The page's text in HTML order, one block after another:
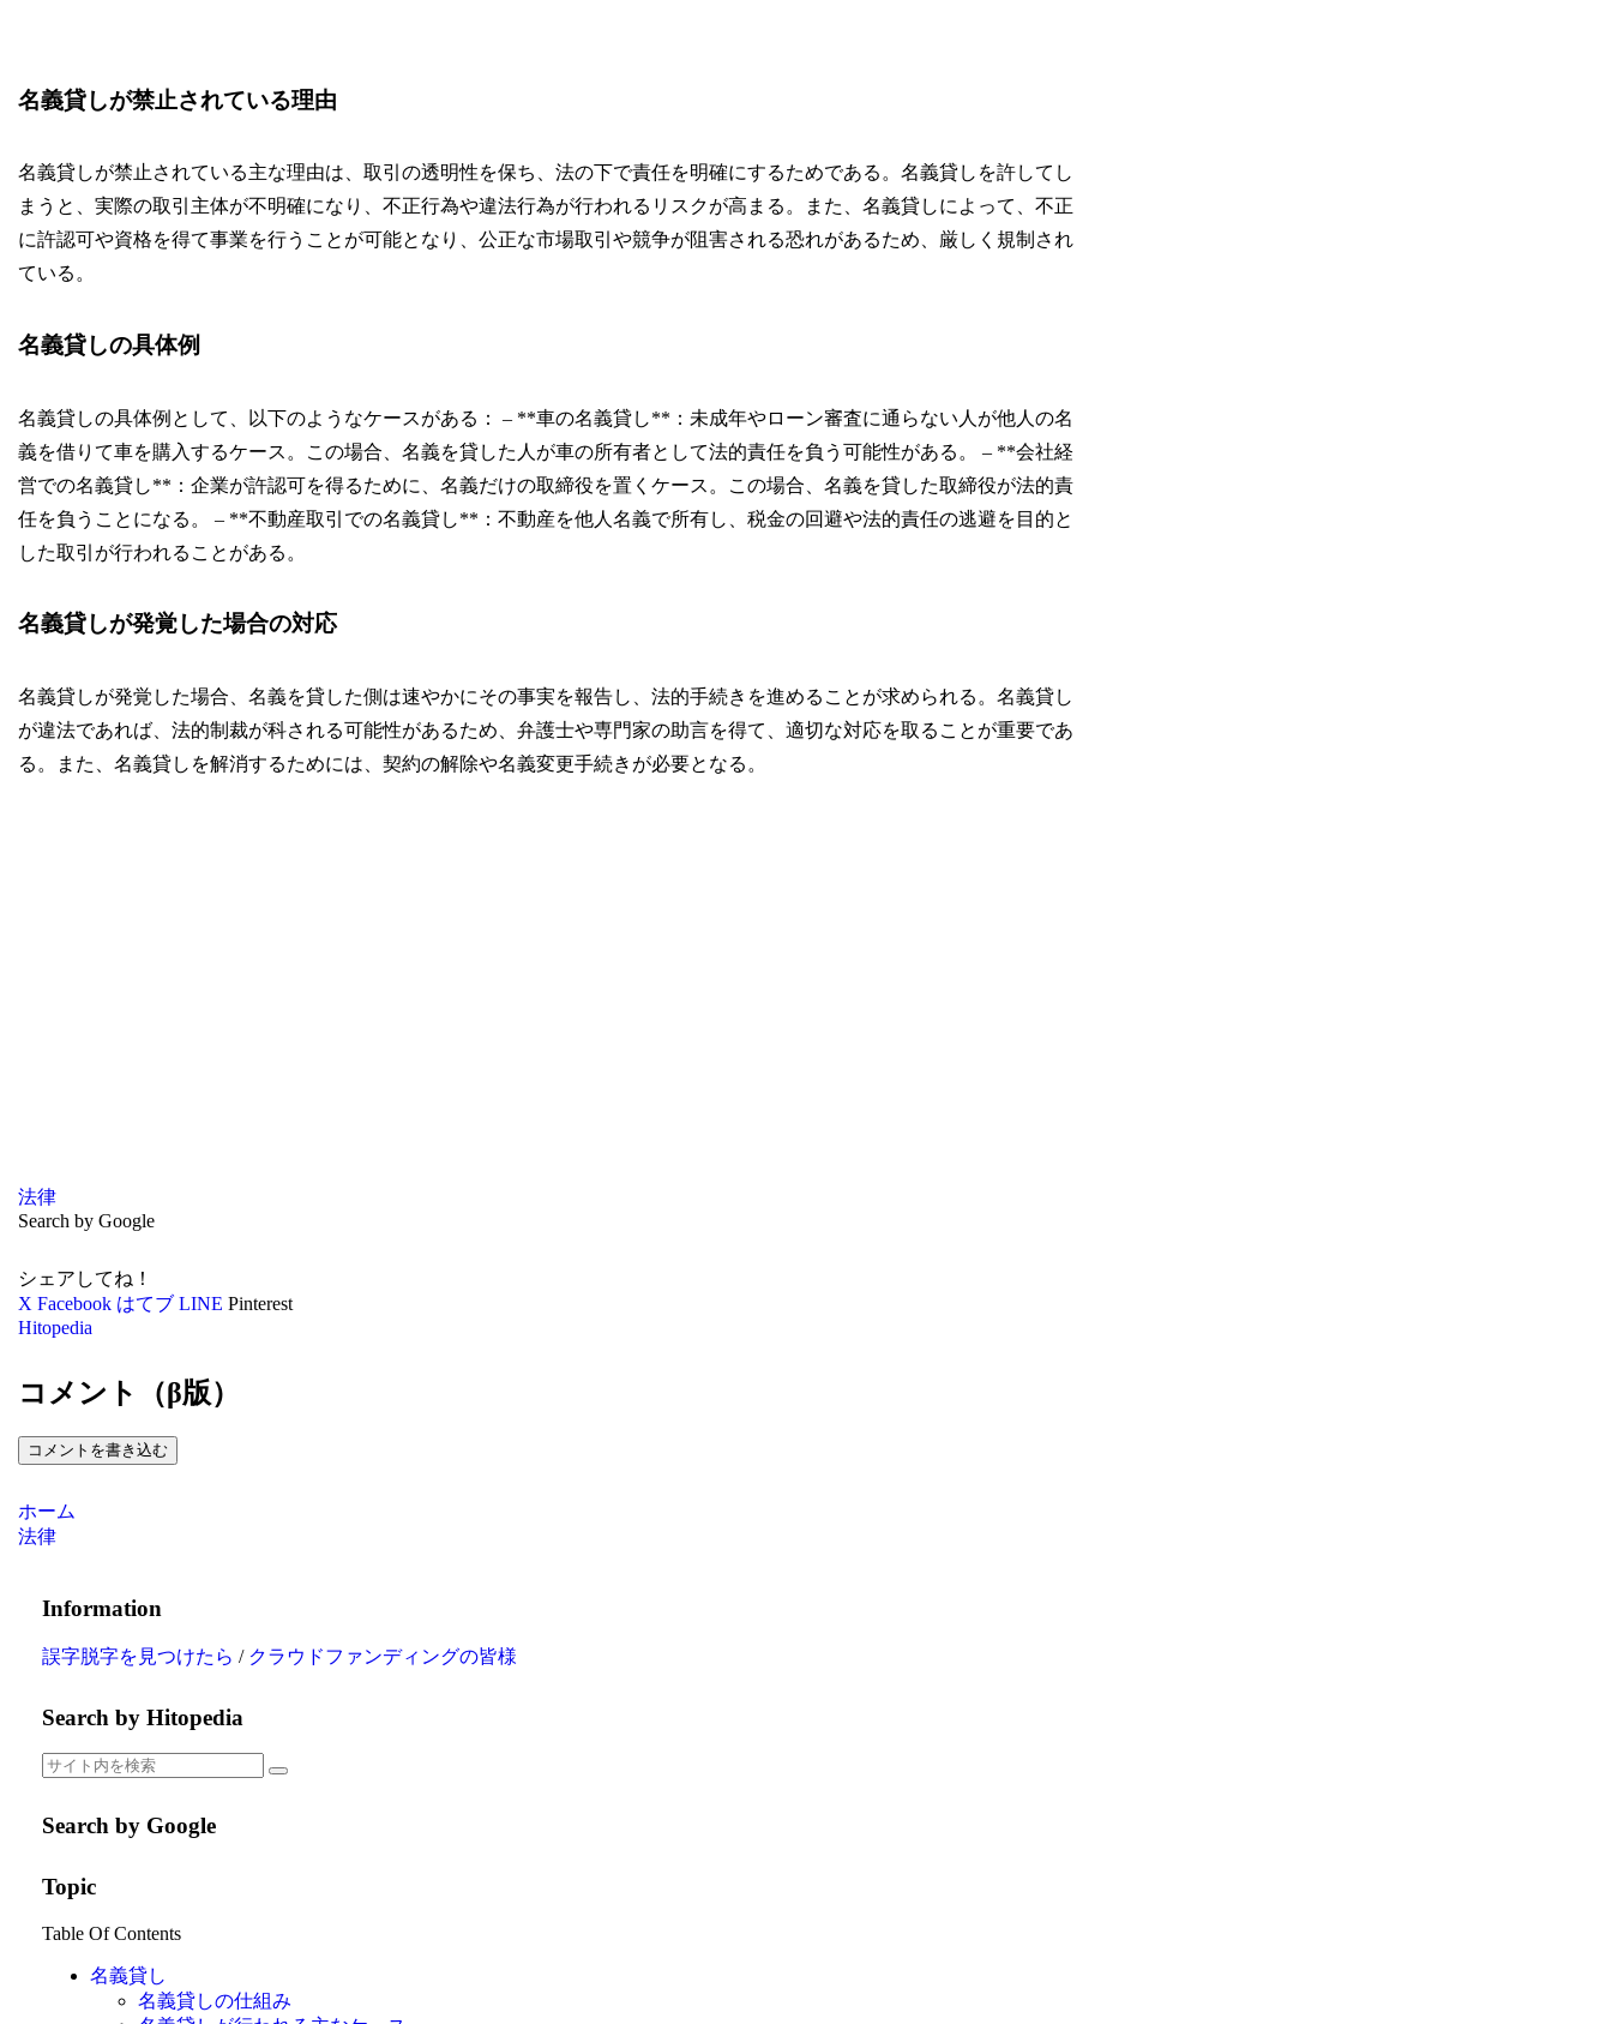
名義貸しが禁止されている理由
名義貸しが禁止されている主な理由は、取引の透明性を保ち、法の下で責任を明確にするためである。名義貸しを許してし
まうと、実際の取引主体が不明確になり、不正行為や違法行為が行われるリスクが高まる。また、名義貸しによって、不正
に許認可や資格を得て事業を行うことが可能となり、公正な市場取引や競争が阻害される恐れがあるため、厳しく規制され
ている。
名義貸しの具体例
名義貸しの具体例として、以下のようなケースがある： – **車の名義貸し**：未成年やローン審査に通らない人が他人の名
義を借りて車を購入するケース。この場合、名義を貸した人が車の所有者として法的責任を負う可能性がある。 – **会社経
営での名義貸し**：企業が許認可を得るために、名義だけの取締役を置くケース。この場合、名義を貸した取締役が法的責
任を負うことになる。 – **不動産取引での名義貸し**：不動産を他人名義で所有し、税金の回避や法的責任の逃避を目的と
した取引が行われることがある。
名義貸しが発覚した場合の対応
名義貸しが発覚した場合、名義を貸した側は速やかにその事実を報告し、法的手続きを進めることが求められる。名義貸し
が違法であれば、法的制裁が科される可能性があるため、弁護士や専門家の助言を得て、適切な対応を取ることが重要であ
る。また、名義貸しを解消するためには、契約の解除や名義変更手続きが必要となる。
法律
Search by Google
シェアしてね！
X Facebook はてブ LINE Pinterest
Hitopedia
コメント（β版）
コメントを書き込む
ホーム
法律
Information
誤字脱字を見つけたら / クラウドファンディングの皆様
Search by Hitopedia
Search by Google
Topic
Table Of Contents
名義貸し
名義貸しの仕組み